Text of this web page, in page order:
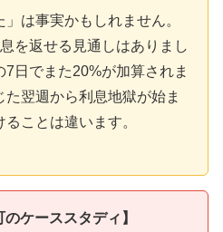
」は事実かもしれません。
を返せる見通しはありまし
日でまた20%が加算されま
翌週から利息地獄が始ま
ことは違います。
ケーススタディ】